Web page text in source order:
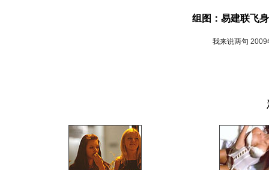
组图：易建联飞
我来说两句 2009